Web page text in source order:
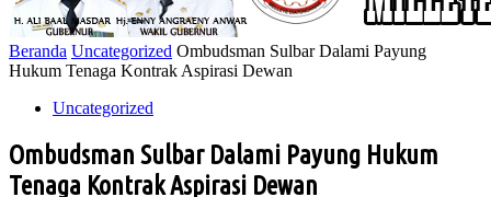
Beranda Uncategorized Ombudsman Sulbar Dalami Payung
Hukum Tenaga Kontrak Aspirasi Dewan
Uncategorized
Ombudsman Sulbar Dalami Payung Hukum
Tenaga Kontrak Aspirasi Dewan